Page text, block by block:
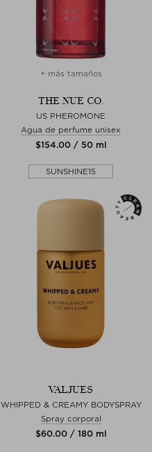
+ más tamaños
THE NUE CO.
US PHEROMONE
Agua de perfume unisex
$‌154.00 / 50 ml
SUNSHINE15
VALJUES
WHIPPED & CREAMY BODYSPRAY
Spray corporal
$‌60.00 / 180 ml